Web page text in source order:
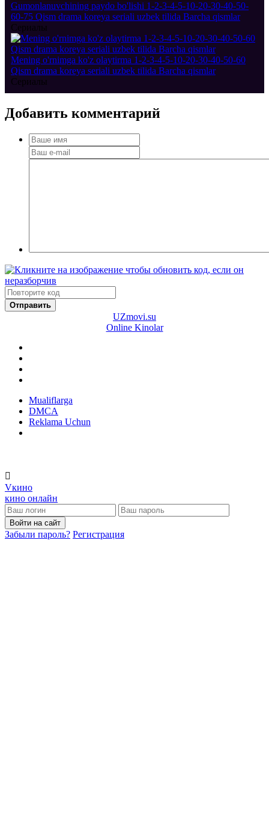
Gumonlanuvchining paydo bo'lishi 1-2-3-4-5-10-20-30-40-50-
60-75 Qism drama koreya seriali uzbek tilida Barcha qismlar
Сериалы
Mening o'rnimga ko'z olaytirma 1-2-3-4-5-10-20-30-40-50-60
Qism drama koreya seriali uzbek tilida Barcha qismlar
Сериалы
Добавить комментарий
Отправить
UZmovi.su
Online Kinolar
Mualiflarga
DMCA
Reklama Uchun
Vкино
кино онлайн
Войти на сайт
Забыли пароль? Регистрация